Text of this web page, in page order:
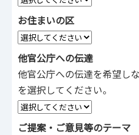
お住まいの区
他官公庁への伝達
他官公庁への伝達を希望し
を選択してください。
ご提案・ご意見等のテーマ